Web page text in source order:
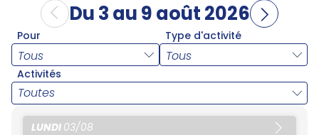
Du 3 au 9 août 2026
Pour Type d'activité
Activités
Toutes
LUNDI 03/08